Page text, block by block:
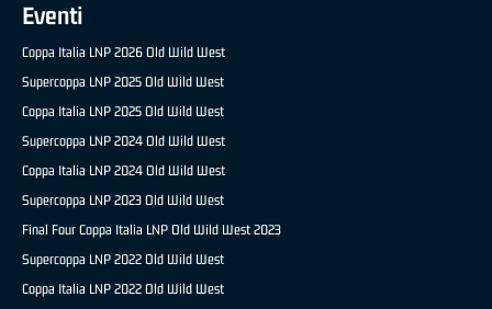
Eventi
Coppa Italia LNP 2026 Old Wild West
Supercoppa LNP 2025 Old Wild West
Coppa Italia LNP 2025 Old Wild West
Supercoppa LNP 2024 Old Wild West
Coppa Italia LNP 2024 Old Wild West
Supercoppa LNP 2023 Old Wild West
Final Four Coppa Italia LNP Old Wild West 2023
Supercoppa LNP 2022 Old Wild West
Coppa Italia LNP 2022 Old Wild West